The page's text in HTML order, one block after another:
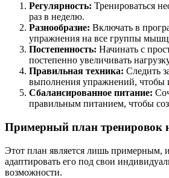
Регулярность: Тренироваться
раз в неделю.
Разнообразие: Включать в
упражнения на все группы
Постепенность: Начинать с
постепенно увеличивать
Правильная техника: Следить
выполнения упражнений, чтобы
Сбалансированное питание:
правильным питанием, чтобы
Примерный план тренировок
Этот план является лишь примерным,
адаптировать его под свои
возможности.